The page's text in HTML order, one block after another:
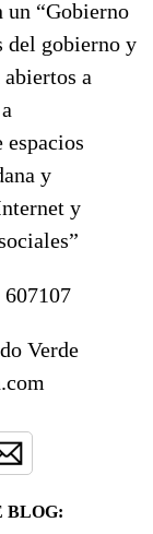
“Gobierno
del gobierno y
a
espacios
y
y
Verde
BLOG: